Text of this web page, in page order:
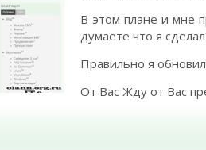
В этом плане и мне
думаете что я
Правильно я
От Вас Жду от Вас